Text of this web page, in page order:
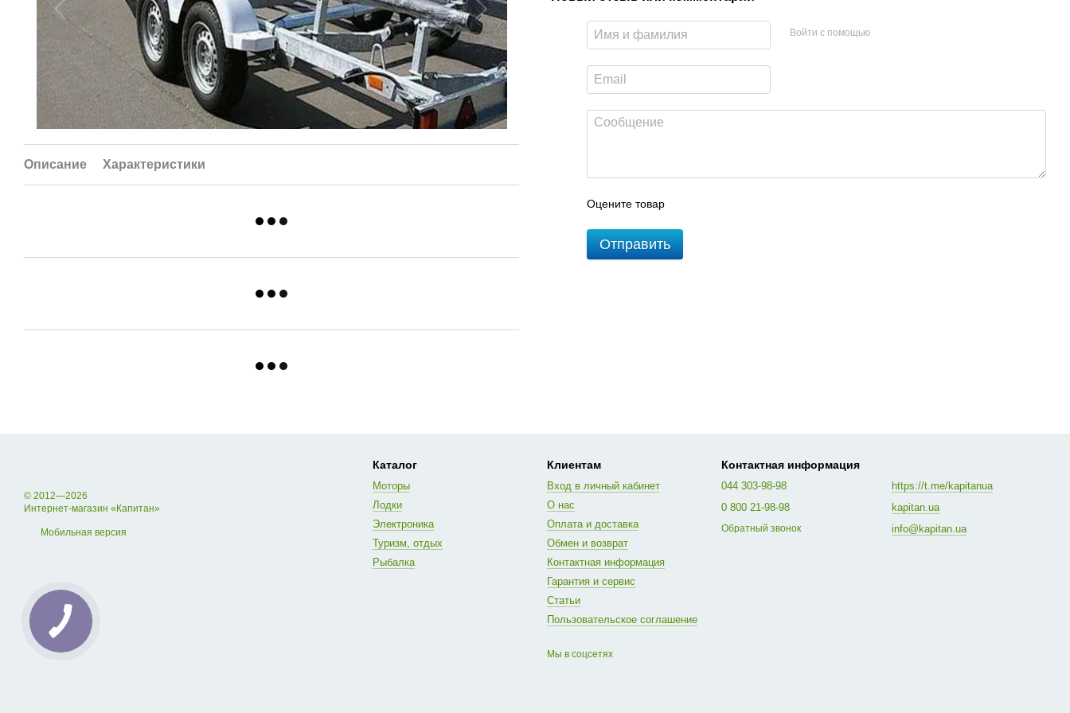
Описание Характеристики
Войти с помощью
Оцените товар
Отправить
© 2012—2026
Интернет-магазин «Капитан»
Мобильная версия
Каталог
Моторы
Лодки
Электроника
Туризм, отдых
Рыбалка
Клиентам
Вход в личный кабинет
О нас
Оплата и доставка
Обмен и возврат
Контактная информация
Гарантия и сервис
Статьи
Пользовательское соглашение
Мы в соцсетях
Контактная информация
044 303-98-98
0 800 21-98-98
Обратный звонок
https://t.me/kapitanua
kapitan.ua
info@kapitan.ua